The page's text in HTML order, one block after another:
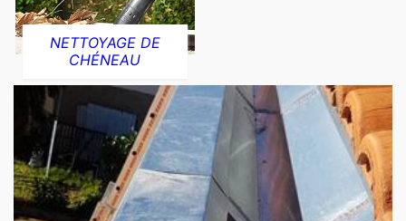
NETTOYAGE DE
CHÉNEAU